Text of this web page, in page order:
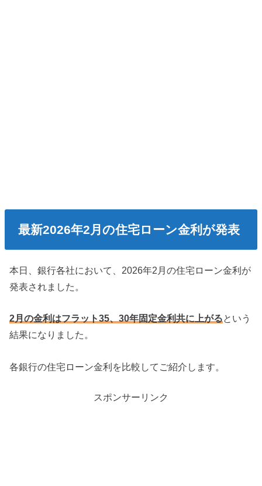
最新2026年2月の住宅ローン金利が発表
本日、銀行各社において、2026年2月の住宅ローン金利が
発表されました。
2月の金利はフラット35、30年固定金利共に上がるという
結果になりました。
各銀行の住宅ローン金利を比較してご紹介します。
スポンサーリンク